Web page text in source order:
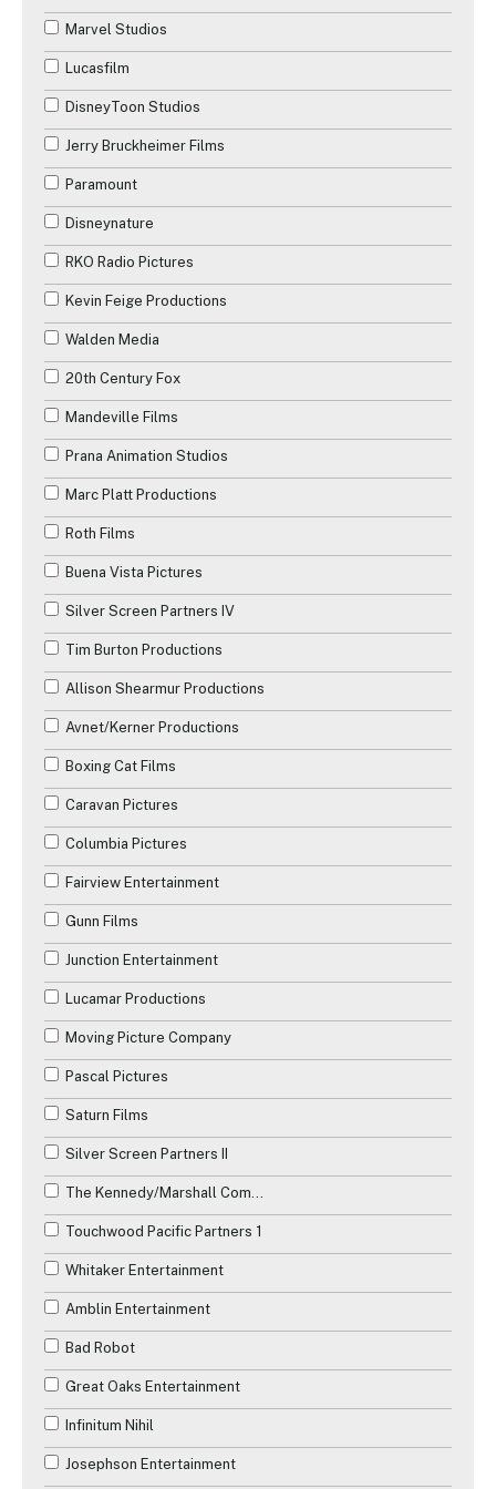
Guerre
Historique
Horreur
Musique
Mystère
Romance
Science-Fiction
Téléfilm
Thriller
Western
Les années 2000
Les années 2010
Les années 2020
Les années 2030
Marvel Studios
Lucasfilm
DisneyToon Studios
Jerry Bruckheimer Films
Paramount
Disneynature
RKO Radio Pictures
Kevin Feige Productions
Walden Media
20th Century Fox
Mandeville Films
Prana Animation Studios
Marc Platt Productions
Roth Films
Buena Vista Pictures
Silver Screen Partners IV
Tim Burton Productions
Allison Shearmur Productions
Avnet/Kerner Productions
Boxing Cat Films
Caravan Pictures
Columbia Pictures
Fairview Entertainment
Gunn Films
Junction Entertainment
Lucamar Productions
Moving Picture Company
Pascal Pictures
Saturn Films
Silver Screen Partners II
The Kennedy/Marshall Company
Touchwood Pacific Partners 1
Whitaker Entertainment
Amblin Entertainment
Bad Robot
Great Oaks Entertainment
Infinitum Nihil
Josephson Entertainment